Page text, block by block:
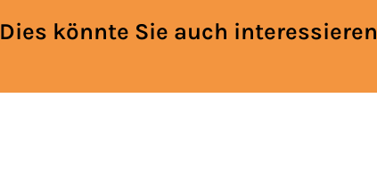
Dies könnte Sie auch interessieren